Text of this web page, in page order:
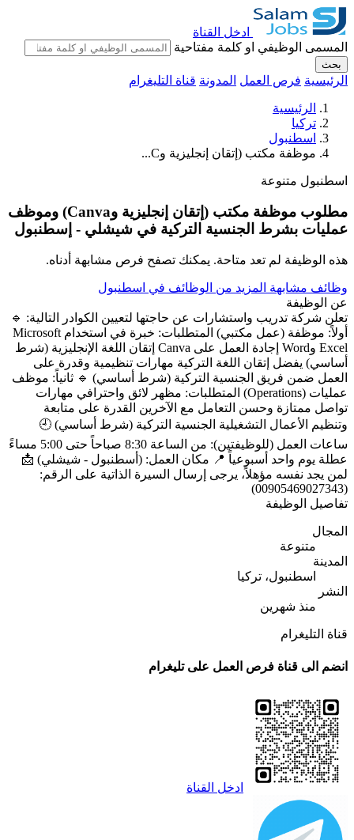
ادخل القناة
المسمى الوظيفي او كلمة مفتاحية
بحث
الرئيسية فرص العمل المدونة قناة التليغرام
الرئيسية
تركيا
اسطنبول
موظفة مكتب (إتقان إنجليزية وC...
اسطنبول متنوعة
مطلوب موظفة مكتب (إتقان إنجليزية وCanva) وموظف
عمليات بشرط الجنسية التركية في شيشلي - إسطنبول
هذه الوظيفة لم تعد متاحة. يمكنك تصفح فرص مشابهة أدناه.
وظائف مشابهة المزيد من الوظائف في اسطنبول
عن الوظيفة
تعلن شركة تدريب واستشارات عن حاجتها لتعيين الكوادر التالية: 🔹
أولاً: موظفة (عمل مكتبي) المتطلبات: خبرة في استخدام Microsoft
Excel وWord إجادة العمل على Canva إتقان اللغة الإنجليزية (شرط
أساسي) يفضل إتقان اللغة التركية مهارات تنظيمية وقدرة على
العمل ضمن فريق الجنسية التركية (شرط أساسي) 🔹 ثانياً: موظف
عمليات (Operations) المتطلبات: مظهر لائق واحترافي مهارات
تواصل ممتازة وحسن التعامل مع الآخرين القدرة على متابعة
وتنظيم الأعمال التشغيلية الجنسية التركية (شرط أساسي) 🕘
ساعات العمل (للوظيفتين): من الساعة 8:30 صباحاً حتى 5:00 مساءً
عطلة يوم واحد أسبوعياً 📍 مكان العمل: (أسطنبول - شيشلي) 📩
لمن يجد نفسه مؤهلاً، يرجى إرسال السيرة الذاتية على الرقم:
(00905469027343)
تفاصيل الوظيفة
المجال
متنوعة
المدينة
اسطنبول، تركيا
النشر
منذ شهرين
قناة التليغرام
انضم الى قناة فرص العمل على تليغرام
ادخل القناة